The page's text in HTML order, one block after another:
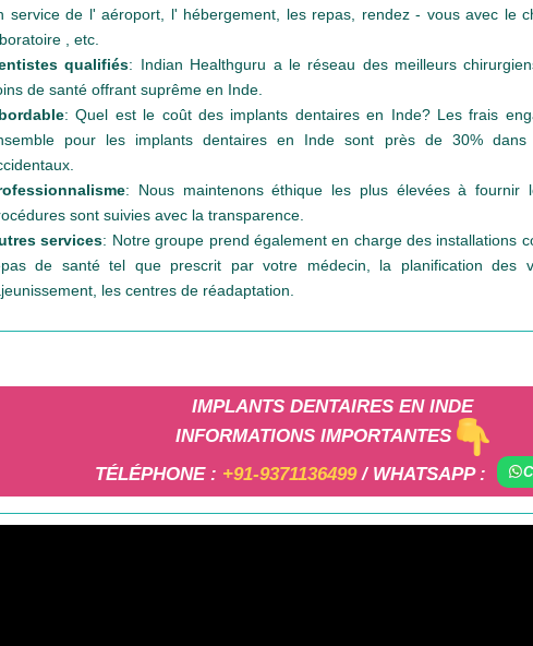
service de l' aéroport, l' hébergement, les repas, rendez - vous avec le
, etc.
qualifiés: Indian Healthguru a le réseau des meilleurs
de santé offrant suprême en Inde.
: Quel est le coût des implants dentaires en Inde? Les frais
pour les implants dentaires en Inde sont près de 30%
: Nous maintenons éthique les plus élevées à fournir
sont suivies avec la transparence.
services: Notre groupe prend également en charge des installations
de santé tel que prescrit par votre médecin, la planification des
les centres de réadaptation.
IMPLANTS DENTAIRES EN INDE
INFORMATIONS IMPORTANTES
TÉLÉPHONE : +91-9371136499 / WHATSAPP :